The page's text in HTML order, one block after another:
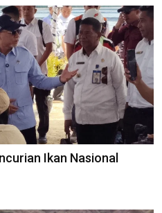
Ikan Nasional